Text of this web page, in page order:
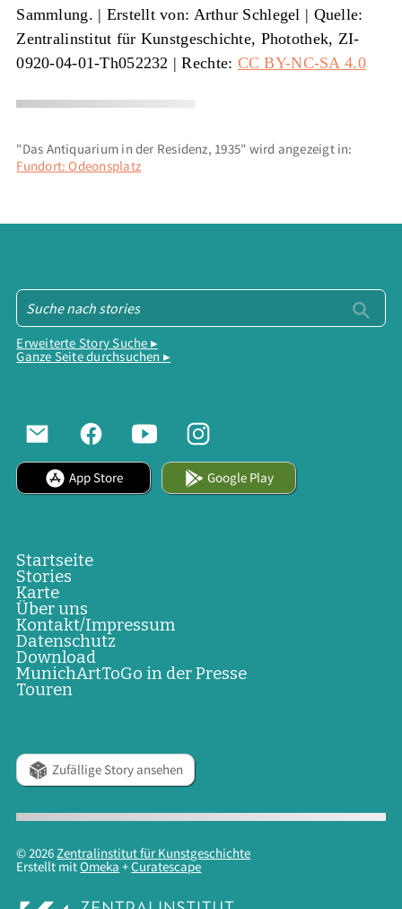
Sammlung. | Erstellt von: Arthur Schlegel | Quelle:
Zentralinstitut für Kunstgeschichte, Photothek, ZI-
0920-04-01-Th052232 | Rechte: CC BY-NC-SA 4.0
"Das Antiquarium in der Residenz, 1935" wird angezeigt in:
Fundort: Odeonsplatz
Erweiterte Story Suche ▸
Ganze Seite durchsuchen ▸
App Store Google Play
Startseite
Stories
Karte
Über uns
Kontakt/Impressum
Datenschutz
Download
MunichArtToGo in der Presse
Touren
Zufällige Story ansehen
© 2026Zentralinstitut für Kunstgeschichte
Erstellt mitOmeka +Curatescape